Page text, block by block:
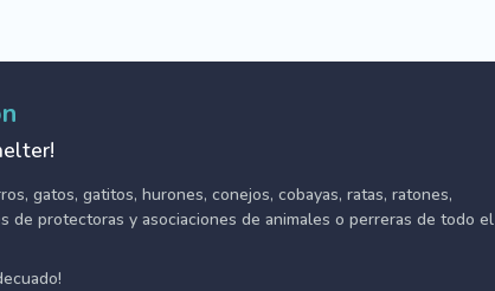
gatos, gatitos, hurones, conejos, cobayas, ratas, ratones,
de protectoras y asociaciones de animales o perreras de todo el